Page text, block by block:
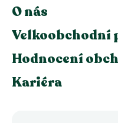
O nás
Velkoobchodní
Hodnocení
Kariéra